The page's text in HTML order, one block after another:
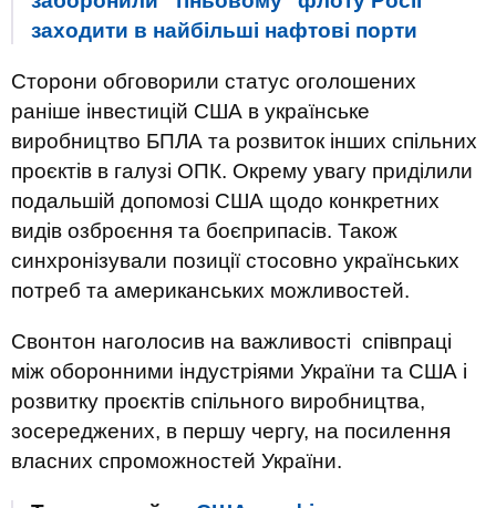
заходити в найбільші нафтові порти
Сторони обговорили статус оголошених
раніше інвестицій США в українське
виробництво БПЛА та розвиток інших спільних
проєктів в галузі ОПК. Окрему увагу приділили
подальшій допомозі США щодо конкретних
видів озброєння та боєприпасів. Також
синхронізували позиції стосовно українських
потреб та американських можливостей.
Свонтон наголосив на важливості співпраці
між оборонними індустріями України та США і
розвитку проєктів спільного виробництва,
зосереджених, в першу чергу, на посилення
власних спроможностей України.